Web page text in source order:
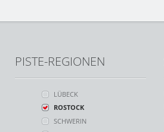
PISTE-REGIONEN
LÜBECK
ROSTOCK
SCHWERIN